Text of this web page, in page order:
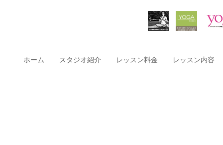
ホーム スタジオ紹介 レッスン料金 レッスン内容